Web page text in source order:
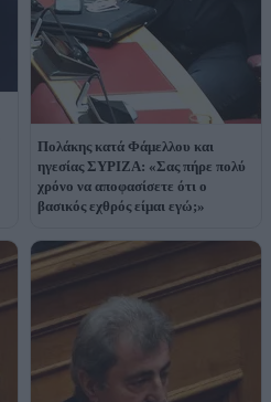
Πολάκης κατά Φάμελλου και
ηγεσίας ΣΥΡΙΖΑ: «Σας πήρε πολύ
χρόνο να αποφασίσετε ότι ο
βασικός εχθρός είμαι εγώ;»